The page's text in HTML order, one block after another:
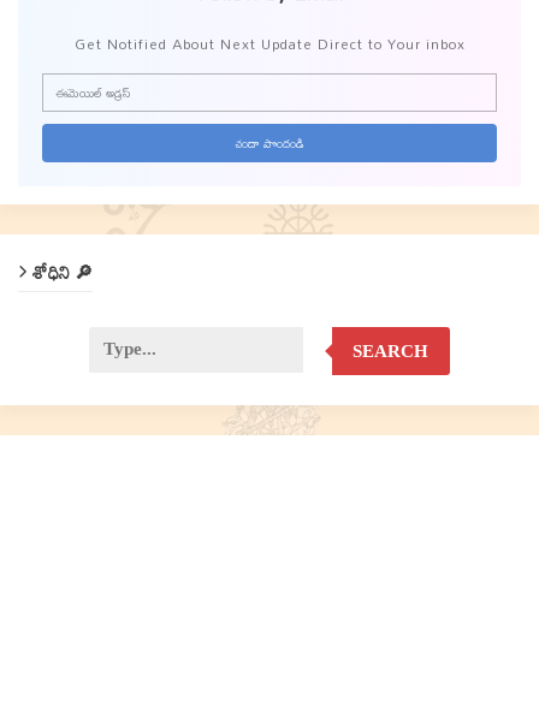
Get Notified About Next Update Direct to Your inbox
శోధిని 🔎
SEARCH